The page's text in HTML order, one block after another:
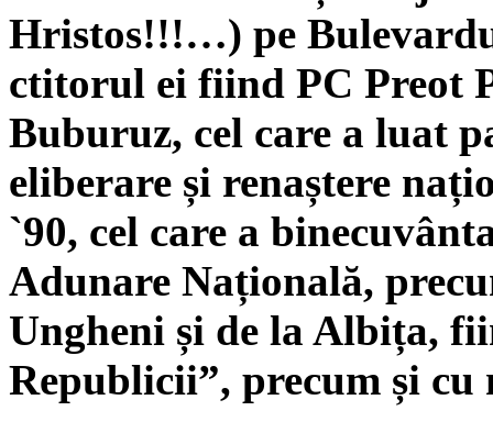
Hristos!!!…) pe
ctitorul ei fiind PC Preot
Buburuz, cel care a luat
eliberare și renaștere
`90, cel care a
Adunare Națională,
Ungheni și de la Albița,
Republicii”, precum și